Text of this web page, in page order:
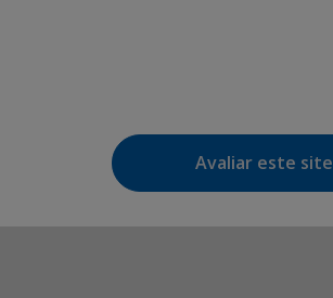
Avaliar este site